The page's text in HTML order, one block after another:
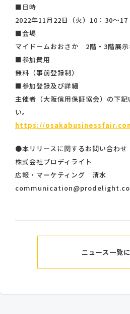
■日時
2022年11月22日（火）10：30～17
■会場
マイドームおおさか 2階・3階展示
■参加費用
無料（事前登録制）
■参加登録及び詳細
主催者（大阪信用保証協会）の下記
い。
https://
●本リリースに関するお問い合わせ
株式会社プロディライト
広報・マーケティング 清水
ニュース一覧